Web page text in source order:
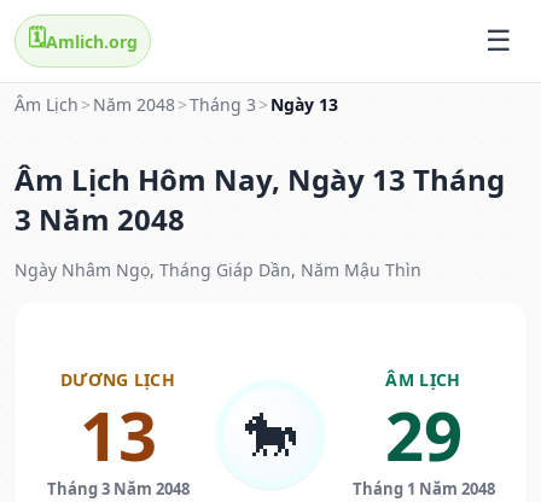
🗓️Amlich.org
Âm Lịch > Năm 2048>Tháng 3 > Ngày 13
Âm Lịch Hôm Nay, Ngày 13 Tháng
3 Năm 2048
Ngày Nhâm Ngọ, Tháng Giáp Dần, Năm Mậu Thìn
DƯƠNG LỊCH
13
Tháng 3 Năm 2048
🐎
ÂM LỊCH
29
Tháng 1 Năm 2048